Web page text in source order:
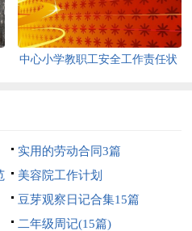
中心小学教职工安全工作责任状
实用的劳动合同3篇
美容院工作计划
豆芽观察日记合集15篇
二年级周记(15篇)